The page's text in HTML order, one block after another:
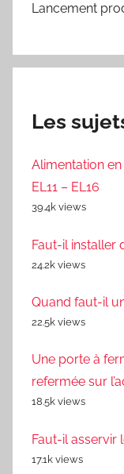
Lancement
Les
Alimentation
EL11 – EL16
39.4k views
Faut-il installer
24.2k views
Quand faut-il
22.5k views
Une porte à
refermée sur
18.5k views
Faut-il asservir
17.1k views